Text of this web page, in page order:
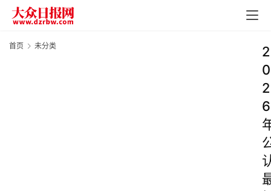
首页 未分类
2
0
2
6